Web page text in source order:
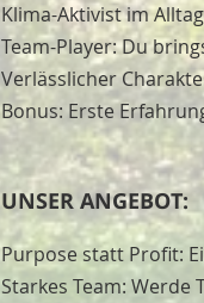
Klima-Aktivist im
Team-Player: Du
Verlässlicher
Bonus: Erste
UNSER ANGEBOT:
Purpose statt Profit:
Starkes Team: